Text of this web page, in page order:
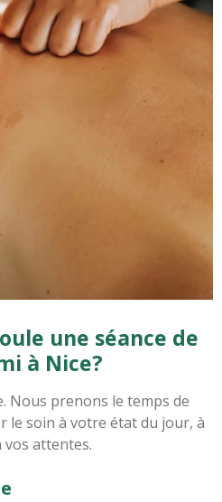
une séance de
à Nice?
Nous prenons le temps de
le soin à votre état du jour, à
attentes.